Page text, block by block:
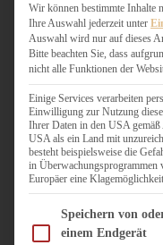
Wir können bestimmte Inhalte
Ihre Auswahl jederzeit unter
Auswahl wird nur auf dieses
Bitte beachten Sie, dass
nicht alle Funktionen der
Einige Services verarbeiten
Einwilligung zur Nutzung
Ihrer Daten in den USA
USA als ein Land mit
besteht beispielsweise die
in Überwachungsprogrammen
Europäer eine Klagemöglichkeit
Im Folgenden finden Sie
Speichern von
einem Endgerät